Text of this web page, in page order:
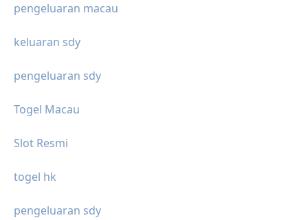
pengeluaran macau
keluaran sdy
pengeluaran sdy
Togel Macau
Slot Resmi
togel hk
pengeluaran sdy